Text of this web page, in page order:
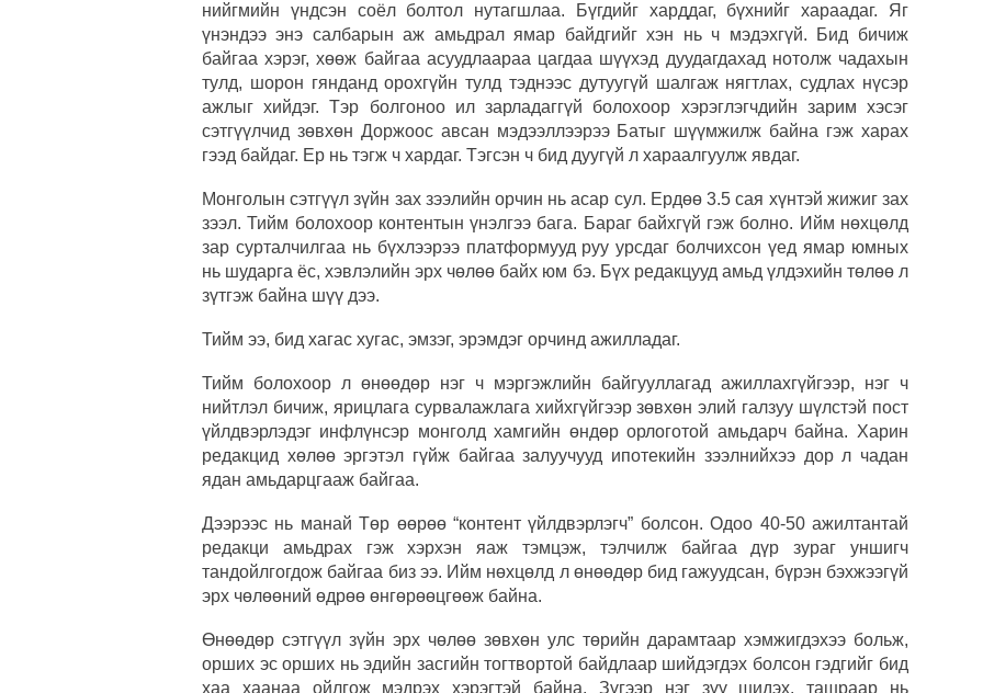
нийгмийн үндсэн соёл болтол нутагшлаа. Бүгдийг харддаг, бүхнийг хараадаг. Яг
үнэндээ энэ салбарын аж амьдрал ямар байдгийг хэн нь ч мэдэхгүй. Бид бичиж
байгаа хэрэг, хөөж байгаа асуудлаараа цагдаа шүүхэд дуудагдахад нотолж чадахын
тулд, шорон гянданд орохгүйн тулд тэднээс дутуугүй шалгаж нягтлах, судлах нүсэр
ажлыг хийдэг. Тэр болгоноо ил зарладаггүй болохоор хэрэглэгчдийн зарим хэсэг
сэтгүүлчид зөвхөн Доржоос авсан мэдээллээрээ Батыг шүүмжилж байна гэж харах
гээд байдаг. Ер нь тэгж ч хардаг. Тэгсэн ч бид дуугүй л хараалгуулж явдаг.
Монголын сэтгүүл зүйн зах зээлийн орчин нь асар сул. Ердөө 3.5 сая хүнтэй жижиг зах
зээл. Тийм болохоор контентын үнэлгээ бага. Бараг байхгүй гэж болно. Ийм нөхцөлд
зар сурталчилгаа нь бүхлээрээ платформууд руу урсдаг болчихсон үед ямар юмных
нь шударга ёс, хэвлэлийн эрх чөлөө байх юм бэ. Бүх редакцууд амьд үлдэхийн төлөө л
зүтгэж байна шүү дээ.
Тийм ээ, бид хагас хугас, эмзэг, эрэмдэг орчинд ажилладаг.
Тийм болохоор л өнөөдөр нэг ч мэргэжлийн байгууллагад ажиллахгүйгээр, нэг ч
нийтлэл бичиж, ярицлага сурвалажлага хийхгүйгээр зөвхөн элий галзуу шүлстэй пост
үйлдвэрлэдэг инфлүнсэр монголд хамгийн өндөр орлоготой амьдарч байна. Харин
редакцид хөлөө эргэтэл гүйж байгаа залуучууд ипотекийн зээлнийхээ дор л чадан
ядан амьдарцгааж байгаа.
Дээрээс нь манай Төр өөрөө “контент үйлдвэрлэгч” болсон. Одоо 40-50 ажилтантай
редакци амьдрах гэж хэрхэн яаж тэмцэж, тэлчилж байгаа дүр зураг уншигч
тандойлгогдож байгаа биз ээ. Ийм нөхцөлд л өнөөдөр бид гажуудсан, бүрэн бэхжээгүй
эрх чөлөөний өдрөө өнгөрөөцгөөж байна.
Өнөөдөр сэтгүүл зүйн эрх чөлөө зөвхөн улс төрийн дарамтаар хэмжигдэхээ больж,
орших эс орших нь эдийн засгийн тогтвортой байдлаар шийдэгдэх болсон гэдгийг бид
хаа хаанаа ойлгож мэдрэх хэрэгтэй байна. Зүгээр нэг зүү шидэх, ташраар нь